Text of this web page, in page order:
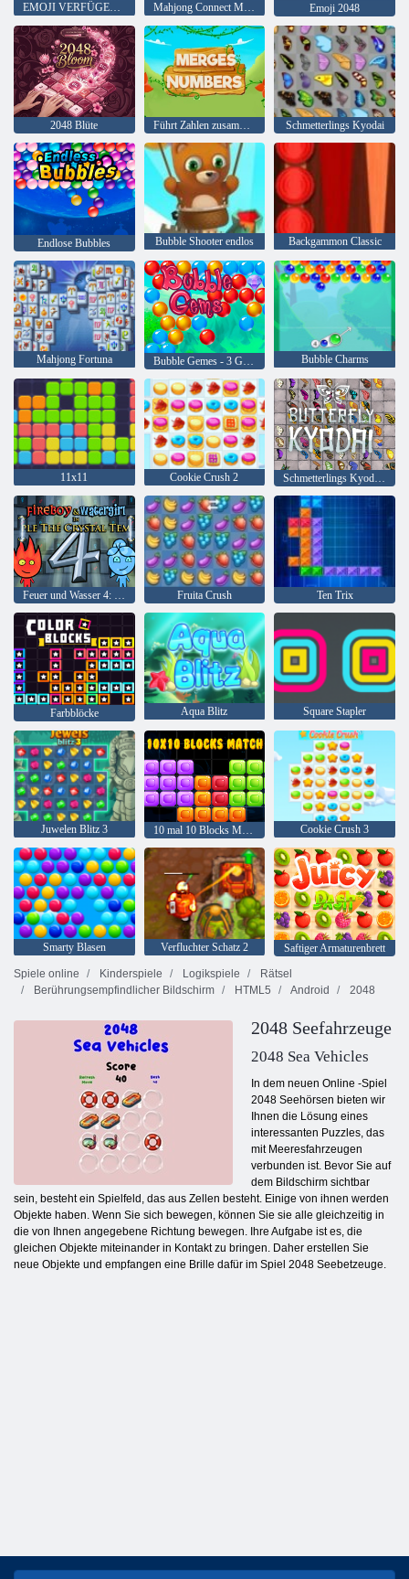
EMOJI VERFÜGEN WAHNSINN Mahjong Connect Merge Emoji 2048
2048 Blüte Führt Zahlen zusammen Schmetterlings Kyodai
Endlose Bubbles Bubble Shooter endlos Backgammon Classic
Mahjong Fortuna Bubble Charms
11x11 Cookie Crush 2 Schmetterlings Kyodai HD
Feuer und Wasser 4: Kristalltempel Fruita Crush Ten Trix
Farbblöcke Aqua Blitz Square Stapler
Juwelen Blitz 3 10 mal 10 Blocks Match Cookie Crush 3
Smarty Blasen Verfluchter Schatz 2
Saftiger Armaturenbrett
Spiele online
Kinderspiele Logikspiele
Rätsel
Berührungsempfindlicher Bildschirm
HTML5 Android 2048
2048 Seefahrzeuge
2048 Sea Vehicles
In dem neuen Online -Spiel
2048 Seehörsen bieten wir
Ihnen die Lösung eines
interessanten Puzzles, das
mit Meeresfahrzeugen
verbunden ist. Bevor Sie auf
dem Bildschirm sichtbar
sein, besteht ein Spielfeld, das aus Zellen besteht. Einige von ihnen werden
Objekte haben. Wenn Sie sich bewegen, können Sie sie alle gleichzeitig in
die von Ihnen angegebene Richtung bewegen. Ihre Aufgabe ist es, die
gleichen Objekte miteinander in Kontakt zu bringen. Daher erstellen Sie
neue Objekte und empfangen eine Brille dafür im Spiel 2048 Seebetzeuge.